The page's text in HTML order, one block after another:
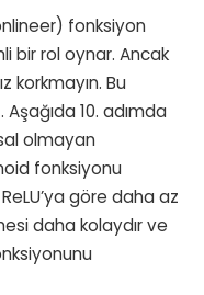
fonksiyon
bir rol oynar. Ancak
korkmayın. Bu
10. adımda
olmayan
fonksiyonu
göre daha az
daha kolaydır ve